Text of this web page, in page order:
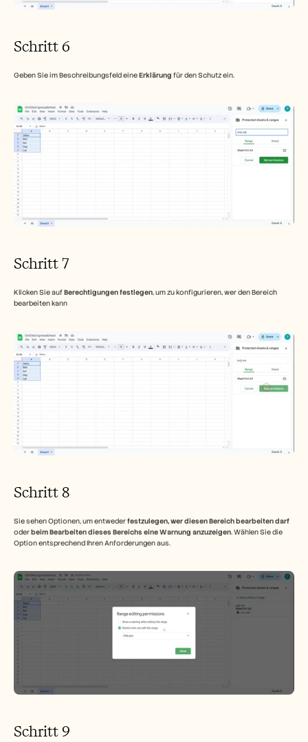
Schritt 6
Geben Sie im Beschreibungsfeld eine Erklärung für den Schutz ein.
Schritt 7
Klicken Sie auf Berechtigungen festlegen, um zu konfigurieren, wer den Bereich
bearbeiten kann
Schritt 8
Sie sehen Optionen, um entweder festzulegen, wer diesen Bereich bearbeiten darf
oder beim Bearbeiten dieses Bereichs eine Warnung anzuzeigen. Wählen Sie die
Option entsprechend Ihren Anforderungen aus.
Schritt 9